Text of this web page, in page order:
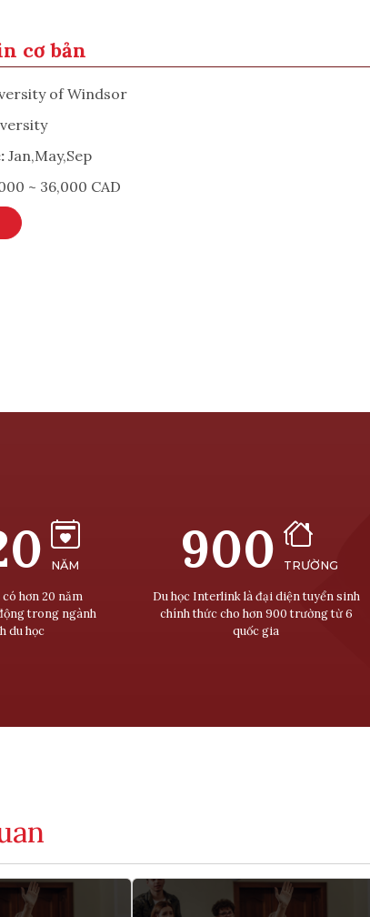
cơ bản
of Windsor
Jan,May,Sep
~ 36,000 CAD
NĂM
hơn 20 năm
trong ngành
du học
900 TRƯỜNG
Du học Interlink là đại diện tuyển sinh
chính thức cho hơn 900 trường từ 6
quốc gia